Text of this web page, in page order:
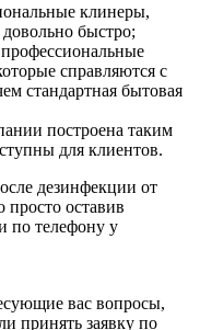
клинеры,
быстро;
справляются с
стандартная бытовая
построена таким
для клиентов.
дезинфекции от
оставив
по телефону у
вас вопросы,
принять заявку по